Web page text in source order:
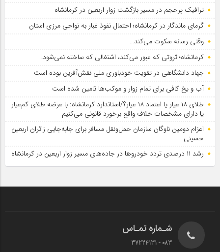
ترافیک پرحجم در مسیر بازگشت زوار اربعین در کرمانشاه
گرمای ماندگار در کرمانشاه؛ احتمال نفوذ غبار به نواحی مرزی استان
وقتی رسانه سکوت می‌کند…
کرمانشاه؛ ثروتی که عبور می‌کند، اشتغالی که ساخته نمی‌شود!
جهاد دانشگاهی در تقویت خودباوری ملی نقش‌آفرین بوده است
آب و یخ کافی برای تمام زوار و موکب‌ها تامین شده است
طلای ۱۸ عیار یا اعتماد ۱۸ عیار؟/استاندارد کرمانشاه: با عرضه طلای کم‌عیار
یا دارای مشخصات خلاف واقع برخورد قانونی می‌کنیم
اعزام دومین ناوگان سازمان حمل‌ونقل مسافر برای جابه‌جایی زائران اربعین
حسینی
رشد ۱۱ درصدی تردد خودروها در جاده‌های مسیر زوار اربعین در کرمانشاه
شـماره تمـاس
083 - 37224131